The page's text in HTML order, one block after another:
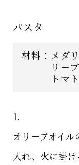
パスタ
材料： メダ
リー
トマト
1.
オリーブオイ
入れ、火に掛